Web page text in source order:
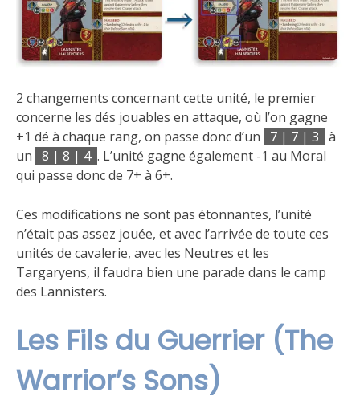
2 changements concernant cette unité, le premier
concerne les dés jouables en attaque, où l’on gagne
+1 dé à chaque rang, on passe donc d’un
7 | 7 | 3 à
un 8 | 8 | 4 . L’unité gagne également -1 au Moral
qui passe donc de 7+ à 6+.
Ces modifications ne sont pas étonnantes, l’unité
n’était pas assez jouée, et avec l’arrivée de toute ces
unités de cavalerie, avec les Neutres et les
Targaryens, il faudra bien une parade dans le camp
des Lannisters.
Les Fils du Guerrier (The
Warrior’s Sons)